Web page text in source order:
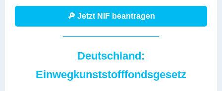
🔎 Jetzt NIF beantragen
Deutschland:
Einwegkunststofffondsgesetz